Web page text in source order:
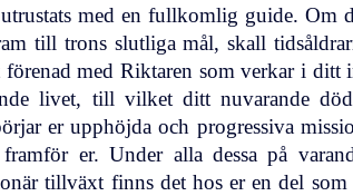
med en fullkomlig guide. Om
till trons slutliga mål, skall
med Riktaren som verkar i ditt
livet, till vilket ditt nuvarande
er upphöjda och progressiva
er. Under alla dessa på
tillväxt finns det hos er en del